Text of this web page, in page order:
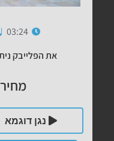
03:24
את הפלייבק
נגן דוגמא